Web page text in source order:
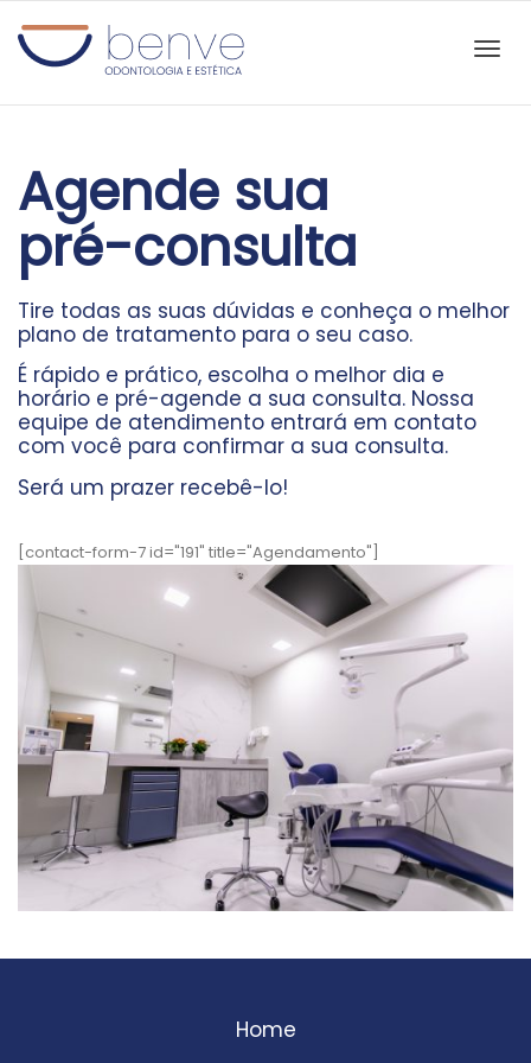
Agende sua
pré-consulta
Tire todas as suas dúvidas e conheça o melhor
plano de tratamento para o seu caso.
É rápido e prático, escolha o melhor dia e
horário e pré-agende a sua consulta. Nossa
equipe de atendimento entrará em contato
com você para confirmar a sua consulta.
Será um prazer recebê-lo!
[contact-form-7 id="191" title="Agendamento"]
Home